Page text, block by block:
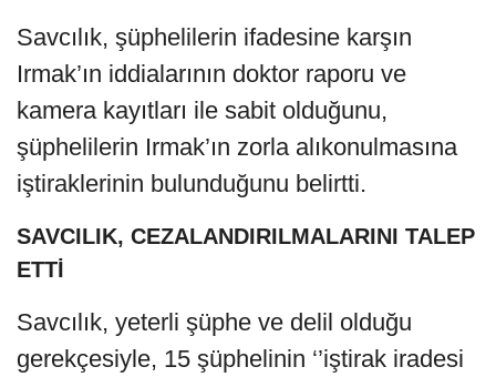
Savcılık, şüphelilerin ifadesine karşın
Irmak’ın iddialarının doktor raporu ve
kamera kayıtları ile sabit olduğunu,
şüphelilerin Irmak’ın zorla alıkonulmasına
iştiraklerinin bulunduğunu belirtti.
SAVCILIK, CEZALANDIRILMALARINI TALEP
ETTİ
Savcılık, yeterli şüphe ve delil olduğu
gerekçesiyle, 15 şüphelinin ‘’iştirak iradesi